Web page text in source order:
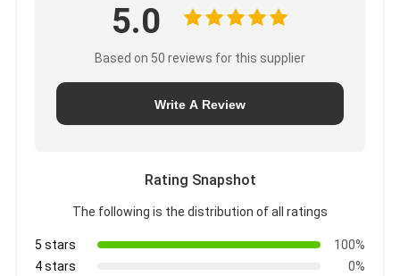
5.0
Based on 50 reviews for this supplier
Write A Review
Rating Snapshot
The following is the distribution of all ratings
5 stars
100%
4 stars
0%